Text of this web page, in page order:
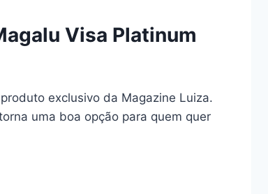
Visa Platinum
exclusivo da Magazine Luiza.
uma boa opção para quem quer